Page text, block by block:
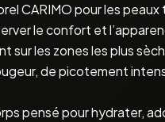
CARIMO pour les
le confort et
sur les zones les plus
de picotement
pensé pour hydrater,